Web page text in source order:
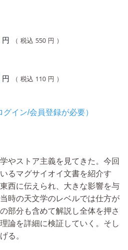
円 （ 税込 550 円 ）
円 （ 税込 110 円 ）
やストア主義を見てきた。今回
るマグサイオイ文書を紹介す
西に伝えられ、大きな影響を与
時の天文学のレベルでは仕方が
部分も含めて解説し全体を押さ
論を詳細に検証していく。そし
る。